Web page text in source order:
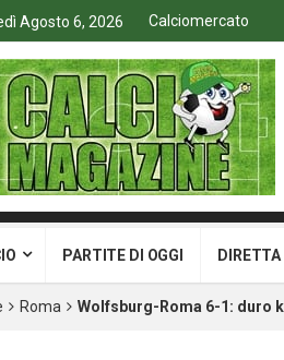
Agosto 6, 2026 Calciomercato
PARTITE DI OGGI
Roma Wolfsburg-Roma 6-1: duro